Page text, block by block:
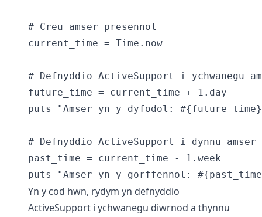
# Creu amser presennol
current_time = Time.now
# Defnyddio ActiveSupport i ychwanegu
future_time = current_time + 1.day
puts "Amser yn y dyfodol:
# Defnyddio ActiveSupport i dynnu amser
past_time = current_time - 1.week
Yn y cod hwn, rydym yn defnyddio
ActiveSupport i ychwanegu diwrnod a thynnu